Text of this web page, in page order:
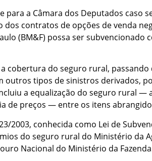
a Câmara dos Deputados caso
contratos de opções de venda
(BM&F) possa ser
a cobertura do seguro rural,
tipos de sinistros derivados,
a equalização do seguro rural —
de preços — entre os itens
2003, conhecida como Lei de
do seguro rural do Ministério da
Nacional do Ministério da